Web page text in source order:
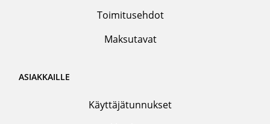
Toimitusehdot
Maksutavat
ASIAKKAILLE
Käyttäjätunnukset